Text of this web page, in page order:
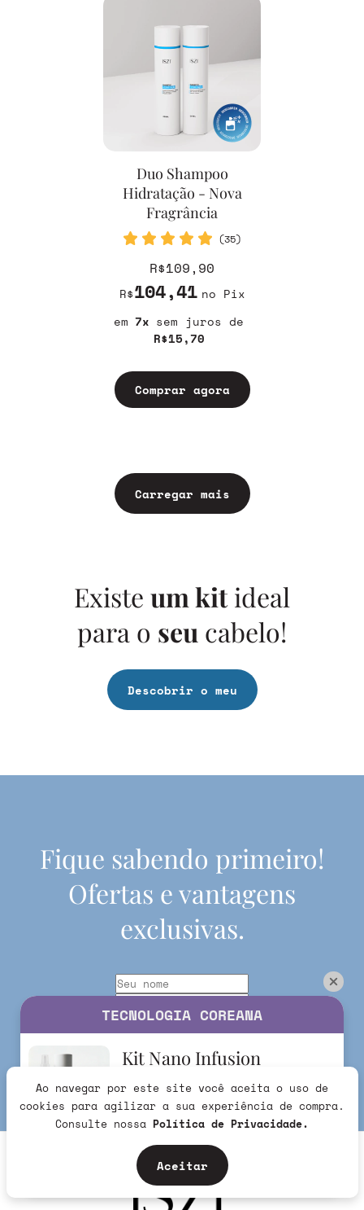
TECNOLOGIA COREANA
Kit Nano Infusion
R$279,90
265,91 no Pix
Eu quero
Ao navegar por este site você aceita o uso de
cookies para agilizar a sua experiência de compra.
Consulte nossa Política de Privacidade.
Aceitar
Duo Shampoo
Hidratação - Nova
Fragrância
(35)
R$109,90
R$104,41 no Pix
7
R$15,70
sem juros
Comprar agora
Carregar mais
Existe um kitideal
para o seu cabelo!
Descobrir o meu
Fique sabendo primeiro!
Ofertas e vantagens
exclusivas.